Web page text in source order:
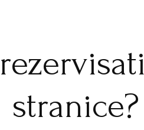
stranice?